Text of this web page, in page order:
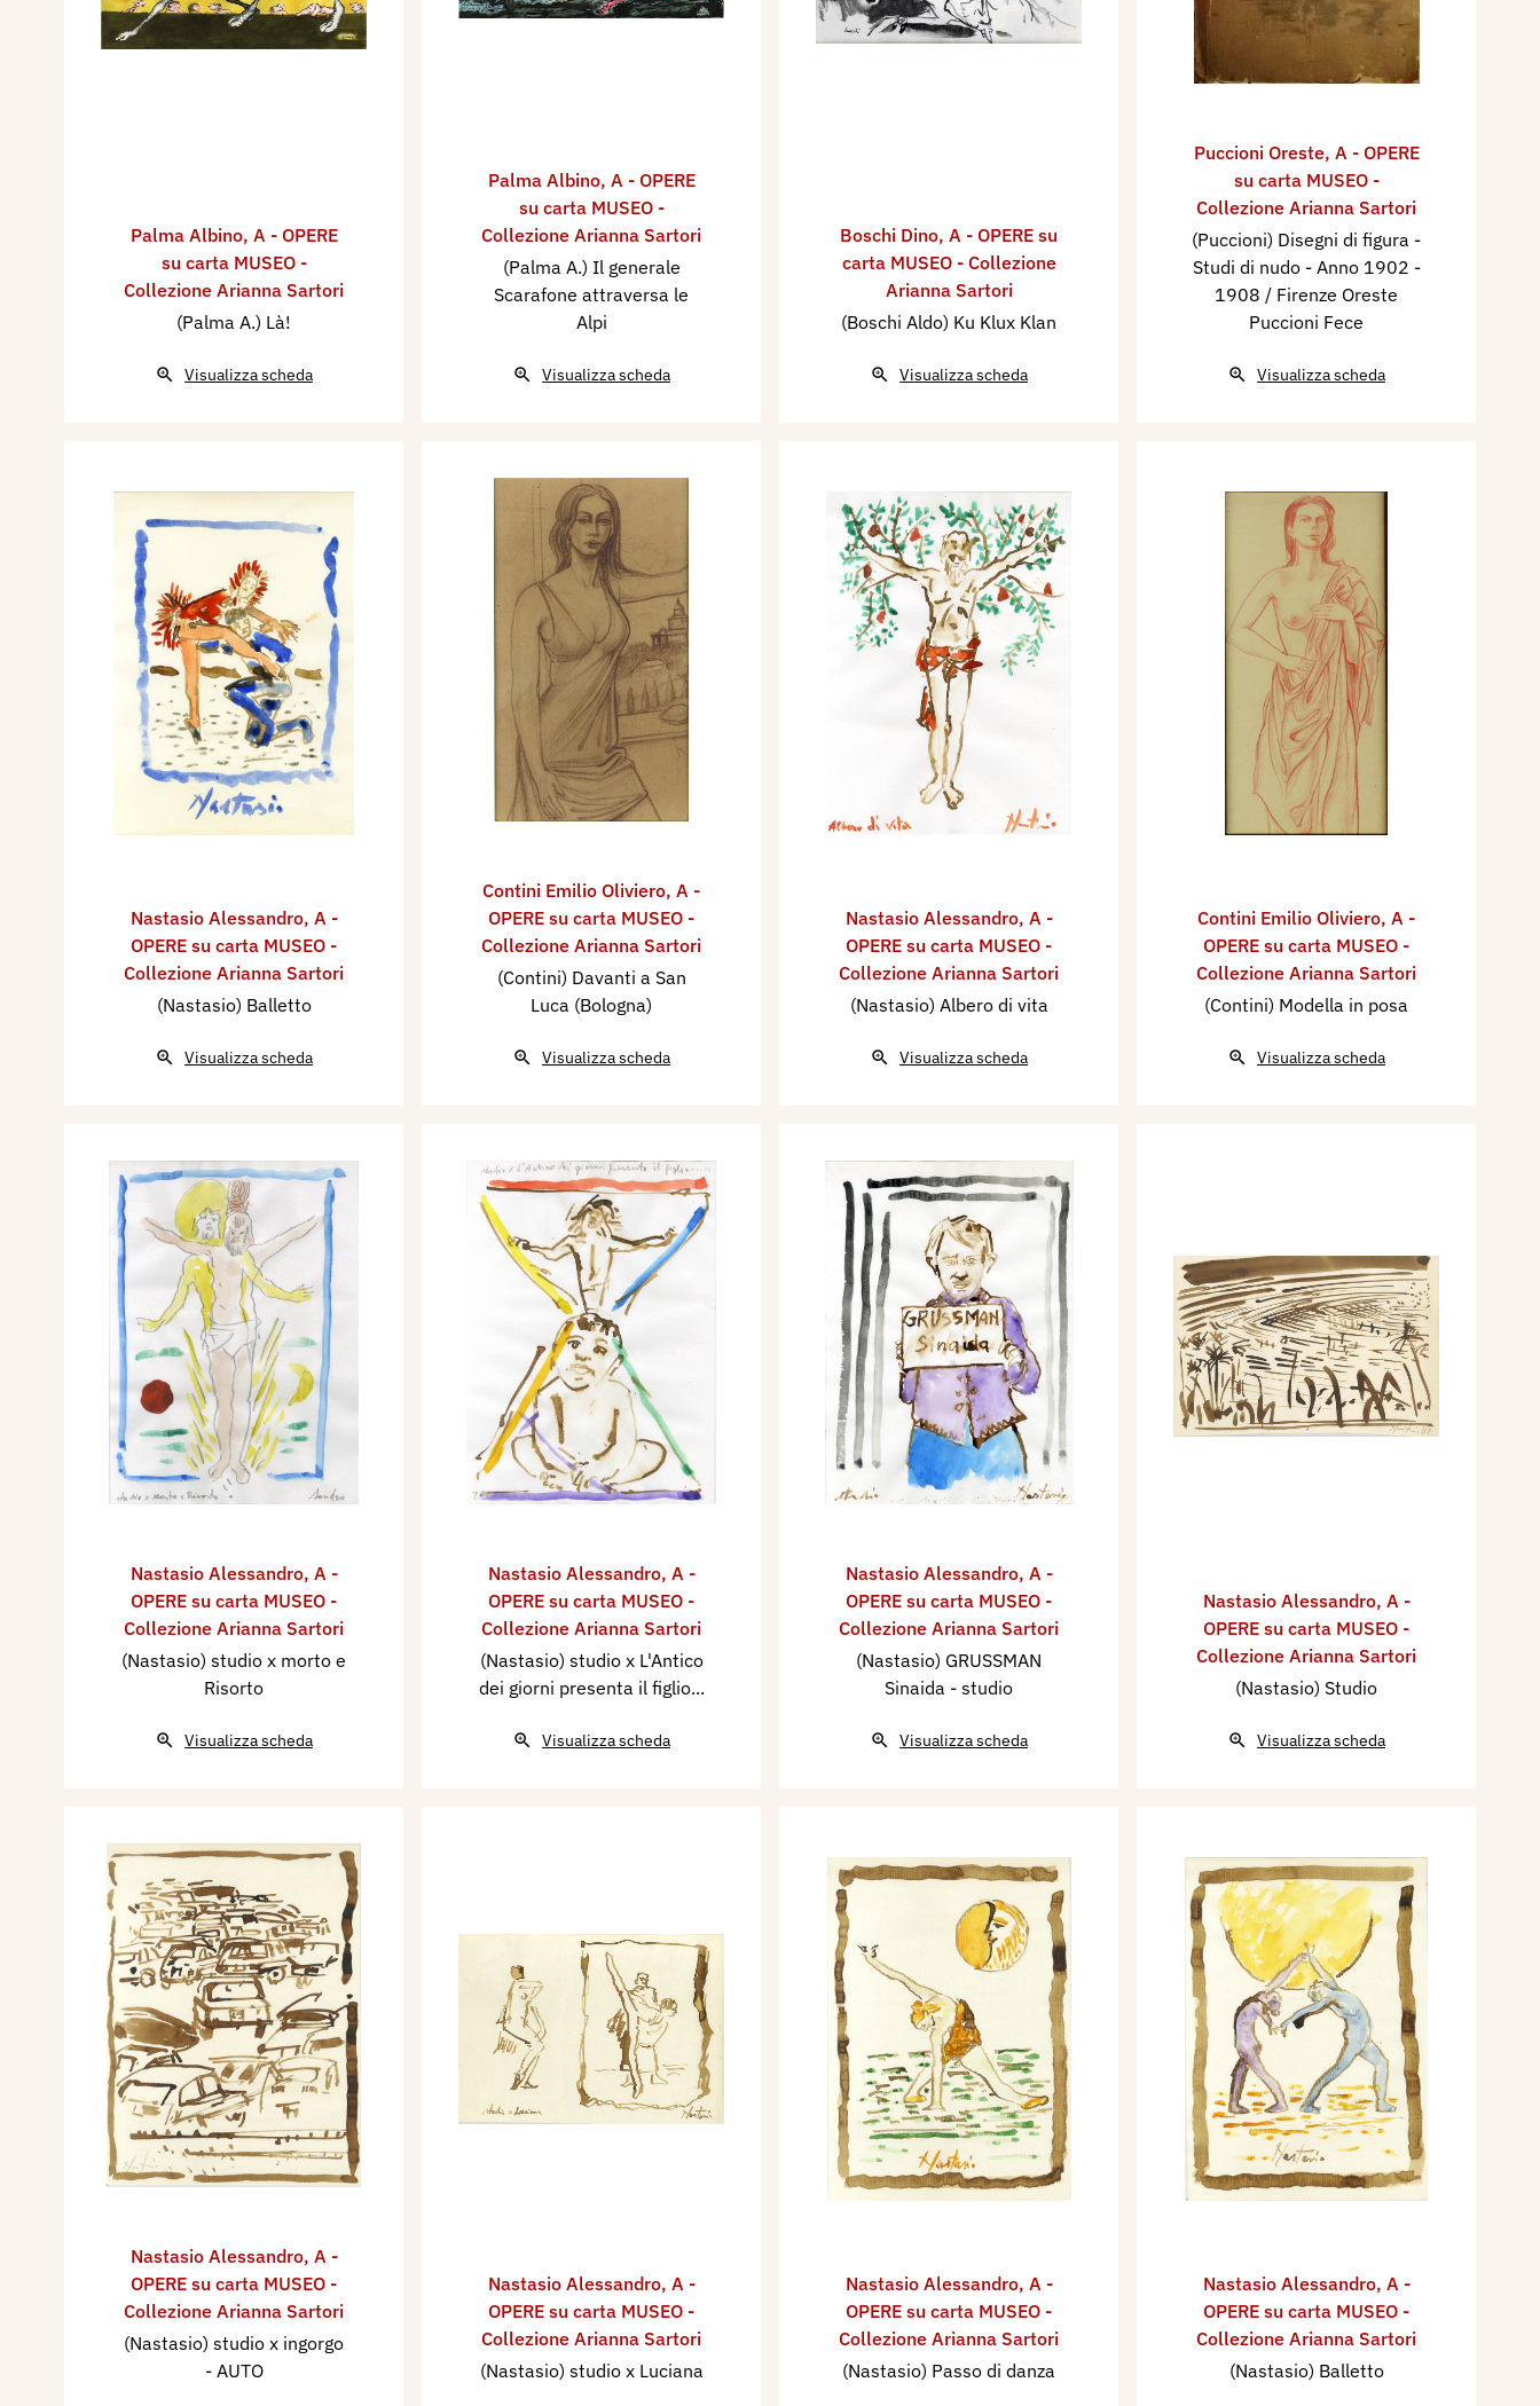
Palma Albino, A - OPERE
su carta MUSEO -
Collezione Arianna Sartori
(Palma A.) Là!
Visualizza scheda
Palma Albino, A - OPERE
su carta MUSEO -
Collezione Arianna Sartori
(Palma A.) Il generale
Scarafone attraversa le
Alpi
Visualizza scheda
Boschi Dino, A - OPERE su
carta MUSEO - Collezione
Arianna Sartori
(Boschi Aldo) Ku Klux Klan
Visualizza scheda
Puccioni Oreste, A - OPERE
su carta MUSEO -
Collezione Arianna Sartori
(Puccioni) Disegni di figura -
Studi di nudo - Anno 1902 -
1908 / Firenze Oreste
Puccioni Fece
Visualizza scheda
Nastasio Alessandro, A -
OPERE su carta MUSEO -
Collezione Arianna Sartori
(Nastasio) Balletto
Visualizza scheda
Contini Emilio Oliviero, A -
OPERE su carta MUSEO -
Collezione Arianna Sartori
(Contini) Davanti a San
Luca (Bologna)
Visualizza scheda
Nastasio Alessandro, A -
OPERE su carta MUSEO -
Collezione Arianna Sartori
(Nastasio) Albero di vita
Visualizza scheda
Contini Emilio Oliviero, A -
OPERE su carta MUSEO -
Collezione Arianna Sartori
(Contini) Modella in posa
Visualizza scheda
Nastasio Alessandro, A -
OPERE su carta MUSEO -
Collezione Arianna Sartori
(Nastasio) studio x morto e
Risorto
Visualizza scheda
Nastasio Alessandro, A -
OPERE su carta MUSEO -
Collezione Arianna Sartori
(Nastasio) studio x L'Antico
dei giorni presenta il figlio...
Visualizza scheda
Nastasio Alessandro, A -
OPERE su carta MUSEO -
Collezione Arianna Sartori
(Nastasio) GRUSSMAN
Sinaida - studio
Visualizza scheda
Nastasio Alessandro, A -
OPERE su carta MUSEO -
Collezione Arianna Sartori
(Nastasio) Studio
Visualizza scheda
Nastasio Alessandro, A -
OPERE su carta MUSEO -
Collezione Arianna Sartori
(Nastasio) studio x ingorgo
- AUTO
Nastasio Alessandro, A -
OPERE su carta MUSEO -
Collezione Arianna Sartori
(Nastasio) studio x Luciana
Nastasio Alessandro, A -
OPERE su carta MUSEO -
Collezione Arianna Sartori
(Nastasio) Passo di danza
Nastasio Alessandro, A -
OPERE su carta MUSEO -
Collezione Arianna Sartori
(Nastasio) Balletto